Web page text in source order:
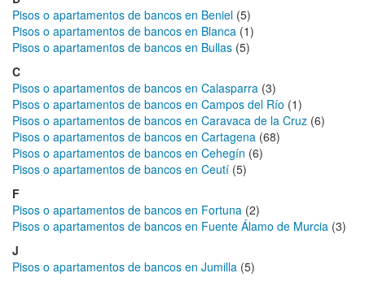
Pisos o apartamentos de bancos en Beniel (5)
Pisos o apartamentos de bancos en Blanca (1)
Pisos o apartamentos de bancos en Bullas (5)
C
Pisos o apartamentos de bancos en Calasparra (3)
Pisos o apartamentos de bancos en Campos del Río (1)
Pisos o apartamentos de bancos en Caravaca de la Cruz (6)
Pisos o apartamentos de bancos en Cartagena (68)
Pisos o apartamentos de bancos en Cehegín (6)
Pisos o apartamentos de bancos en Ceutí (5)
F
Pisos o apartamentos de bancos en Fortuna (2)
Pisos o apartamentos de bancos en Fuente Álamo de Murcia (3)
J
Pisos o apartamentos de bancos en Jumilla (5)